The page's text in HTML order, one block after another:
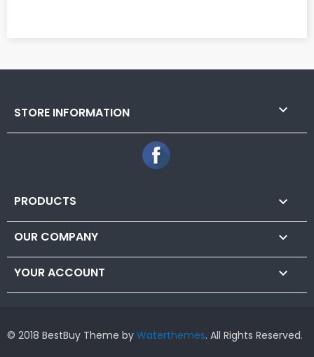
STORE INFORMATION 
PRODUCTS 
OUR COMPANY 
YOUR ACCOUNT 
© 2018 BestBuy Theme by Waterthemes. All Rights Reserved.